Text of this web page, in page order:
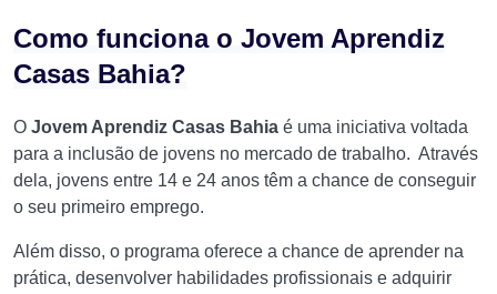
Como funciona o Jovem Aprendiz
Casas Bahia?
O Jovem Aprendiz Casas Bahia é uma iniciativa voltada
para a inclusão de jovens no mercado de trabalho. Através
dela, jovens entre 14 e 24 anos têm a chance de conseguir
o seu primeiro emprego.
Além disso, o programa oferece a chance de aprender na
prática, desenvolver habilidades profissionais e adquirir